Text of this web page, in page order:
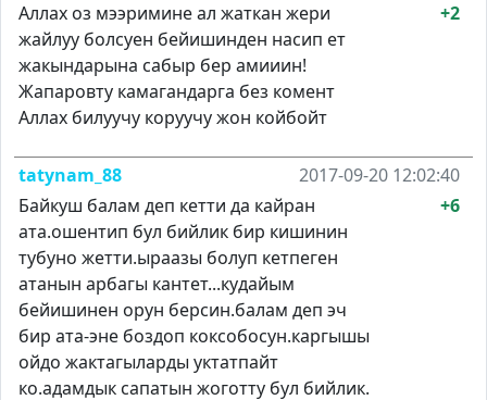
Аллах оз мээримине ал жаткан жери
жайлуу болсуен бейишинден насип ет
жакындарына сабыр бер амииин!
Жапаровту камагандарга без комент
Аллах билуучу коруучу жон койбойт
+2
tatynam_88
2017-09-20 12:02:40
Байкуш балам деп кетти да кайран
ата.ошентип бул бийлик бир кишинин
тубуно жетти.ыраазы болуп кетпеген
атанын арбагы кантет...кудайым
бейишинен орун берсин.балам деп эч
бир ата-эне боздоп коксобосун.каргышы
ойдо жактагыларды уктатпайт
ко.адамдык сапатын жоготту бул бийлик.
+6